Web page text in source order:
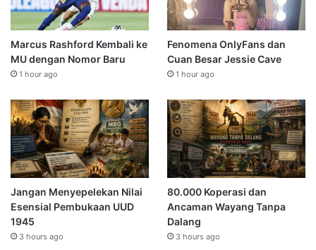
Marcus Rashford Kembali ke
MU dengan Nomor Baru
1 hour ago
Fenomena OnlyFans dan
Cuan Besar Jessie Cave
1 hour ago
Jangan Menyepelekan Nilai
Esensial Pembukaan UUD
1945
3 hours ago
80.000 Koperasi dan
Ancaman Wayang Tanpa
Dalang
3 hours ago